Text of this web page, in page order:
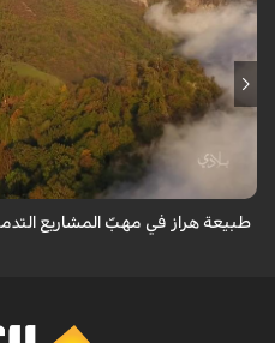
من قلب طبيعة هراز التي كانت يوماً من
المعد من كارثة بيئية: "وحش الأعمال
طبيعة هراز في مهبّ المشاريع